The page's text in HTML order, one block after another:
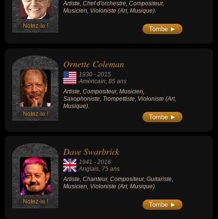
Notez-le !
Artiste, Chef d'orchestre, Compositeur,
Musicien, Violoniste (Art, Musique).
Tombe ►
Notez-le !
Ornette Coleman
1930 - 2015
Américain, 85 ans
Artiste, Compositeur, Musicien,
Saxophoniste, Trompettiste, Violoniste (Art,
Musique).
Tombe ►
Notez-le !
Dave Swarbrick
1941 - 2016
Anglais, 75 ans
Artiste, Chanteur, Compositeur, Guitariste,
Musicien, Violoniste (Art, Musique).
Tombe ►